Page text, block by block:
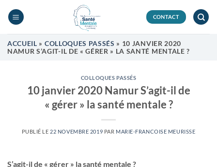
CONTACT
ACCUEIL » COLLOQUES PASSÉS » 10 JANVIER 2020
NAMUR S’AGIT-IL DE « GÉRER » LA SANTÉ MENTALE ?
COLLOQUES PASSÉS
10 janvier 2020 Namur S’agit-il de
« gérer » la santé mentale ?
PUBLIÉ LE 22 NOVEMBRE 2019 PAR MARIE-FRANCOISE MEURISSE
S’agit-il de « gérer » la santé mentale ?